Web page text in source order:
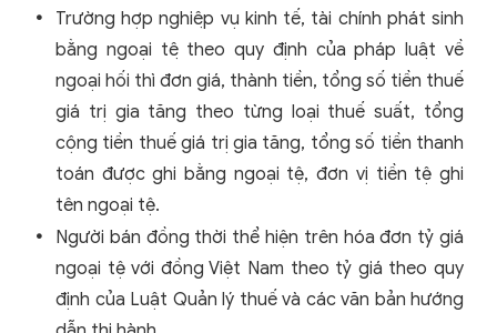
Trường hợp nghiệp vụ kinh tế, tài chính phát sinh
bằng ngoại tệ theo quy định của pháp luật về
ngoại hối thì đơn giá, thành tiền, tổng số tiền thuế
giá trị gia tăng theo từng loại thuế suất, tổng
cộng tiền thuế giá trị gia tăng, tổng số tiền thanh
toán được ghi bằng ngoại tệ, đơn vị tiền tệ ghi
tên ngoại tệ.
Người bán đồng thời thể hiện trên hóa đơn tỷ giá
ngoại tệ với đồng Việt Nam theo tỷ giá theo quy
định của Luật Quản lý thuế và các văn bản hướng